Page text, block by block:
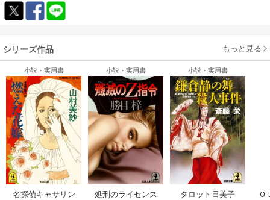
シリーズ作品 もっと見る
小説・実用書
名探偵キャサリン
小説・実用書
処刑のライセンス
小説・実用書
タロット日美子
Ｏ